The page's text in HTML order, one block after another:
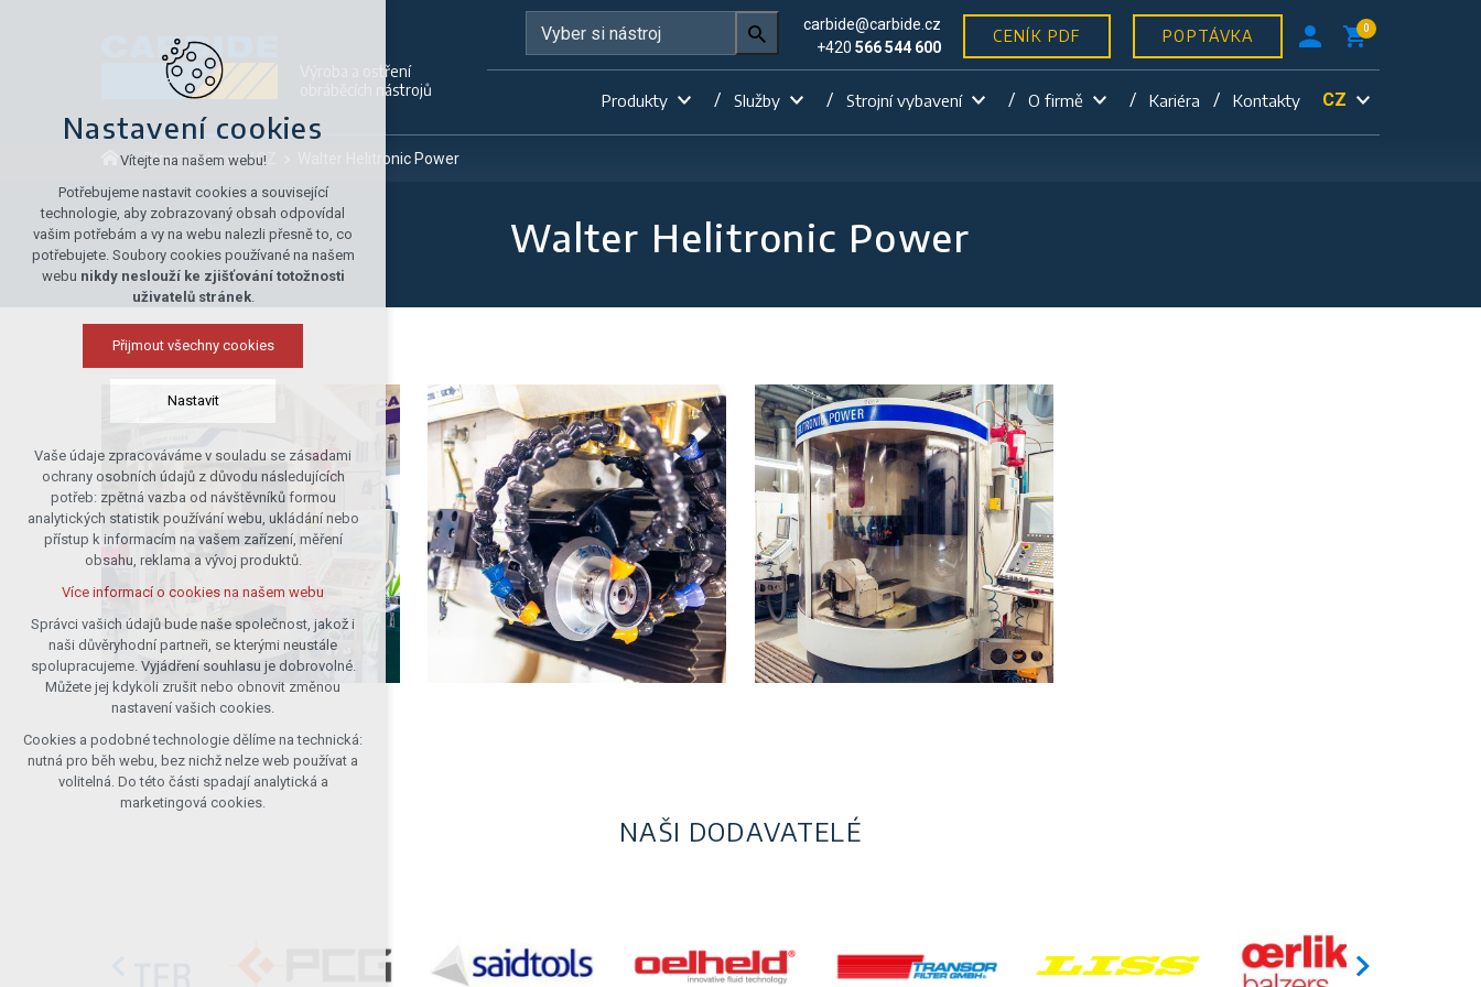
Výroba a ostření
obráběcích nástrojů
carbide@carbide.cz
+420566 544 600
CENÍK PDF POPTÁVKA 0
Produkty Služby Strojní vybavení O firmě Kariéra Kontakty CZ
Strojní vybavení CZ Walter Helitronic Power
Walter Helitronic Power
NAŠI DODAVATELÉ
Nastavení cookies
Vítejte na našem webu!
Potřebujeme nastavit cookies a související
technologie, aby zobrazovaný obsah odpovídal
vašim potřebám a vy na webu nalezli přesně to, co
potřebujete. Soubory cookies používané na našem
webu nikdy neslouží ke zjišťování totožnosti
uživatelů stránek.
Přijmout všechny cookies
Nastavit
Technická cookies
nutná pro provozování webu
udržení kontextu stránek (session):
případná přihlášení, volby jazyka, apod.
Volitelná cookies
analytická pro anonymizované
vyhodnocení návštěvnosti
marketingová cookies (Google)
Více informací o cookies na našem webu
Přijmout všechny cookies
Odmítnout vše
Vaše údaje zpracováváme v souladu se zásadami
ochrany osobních údajů z důvodu následujících
potřeb: zpětná vazba od návštěvníků formou
analytických statistik používání webu, ukládání nebo
přístup k informacím na vašem zařízení, měření
obsahu, reklama a vývoj produktů.
Více informací o cookies na našem webu
Správci vašich údajů bude naše společnost, jakož i
naši důvěryhodní partneři, se kterými neustále
spolupracujeme. Vyjádření souhlasu je dobrovolné.
Můžete jej kdykoli zrušit nebo obnovit změnou
nastavení vašich cookies.
Cookies a podobné technologie dělíme na technická:
nutná pro běh webu, bez nichž nelze web používat a
volitelná. Do této části spadají analytická a
marketingová cookies.